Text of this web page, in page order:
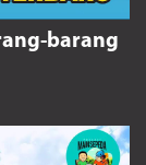
barang